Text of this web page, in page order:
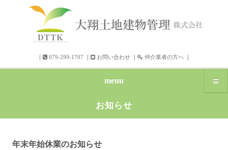
｜ 079-299-1707 ｜ お問い合わせ ｜ 仲介業者の方へ ｜
menu
お知らせ
年末年始休業のお知らせ